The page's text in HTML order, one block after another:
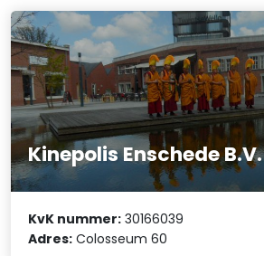
Kinepolis Enschede B.V.
KvK nummer: 30166039
Adres: Colosseum 60